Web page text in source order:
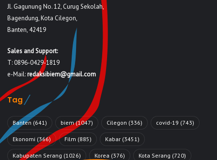
Jl. Gagunung No. 12, Curug Sekolah,
Bagendung, Kota Cilegon,
Banten, 42419
Sales and Support:
T: 0896-0429-1819
e-Mail:redaksibiem@gmail.com
Tag
Banten (641) biem(1047) Cilegon (336) covid-19 (743)
Ekonomi (366) Film (885) Kabar (3451)
Kabupaten Serang (1026) Korea (376) Kota Serang (720)